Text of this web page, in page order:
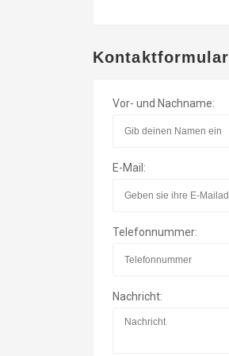
Kontaktformular
Vor- und Nachname:
E-Mail:
Telefonnummer:
Nachricht: